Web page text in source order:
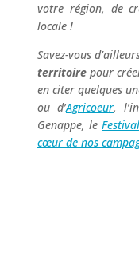
votre région, de
locale !
Savez-vous
territoirepour
en citer quelques
ou d’Agricoeur,
Genappe, le
cœur de nos